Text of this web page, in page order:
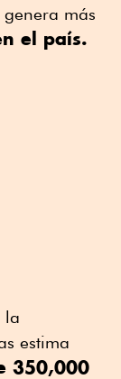
más
el país.
la
estima
350,000